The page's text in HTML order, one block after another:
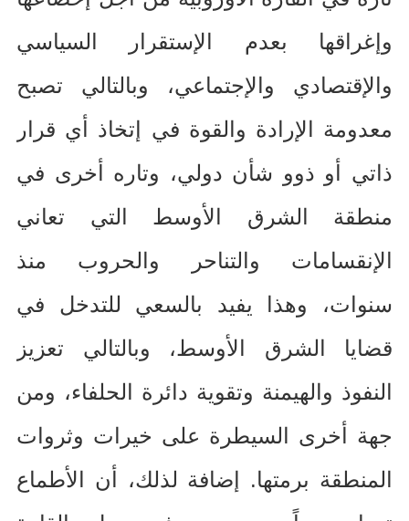
وإغراقها بعدم الإستقرار السياسي
والإقتصادي والإجتماعي، وبالتالي تصبح
معدومة الإرادة والقوة في إتخاذ أي قرار
ذاتي أو ذوو شأن دولي، وتاره أخرى في
منطقة الشرق الأوسط التي تعاني
الإنقسامات والتناحر والحروب منذ
سنوات، وهذا يفيد بالسعي للتدخل في
قضايا الشرق الأوسط، وبالتالي تعزيز
النفوذ والهيمنة وتقوية دائرة الحلفاء، ومن
جهة أخرى السيطرة على خيرات وثروات
المنطقة برمتها. إضافة لذلك، أن الأطماع